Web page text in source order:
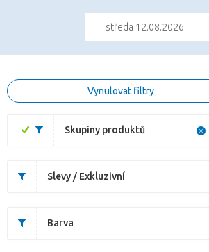
středa 12.08.2026
Vynulovat filtry
Skupiny produktů
Slevy / Exkluzivní
Barva